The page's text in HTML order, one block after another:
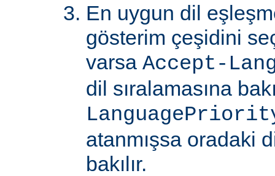
En uygun dil
gösterim çeşidini
varsa Accept-
dil sıralamasına
atanmışsa oradaki
bakılır.